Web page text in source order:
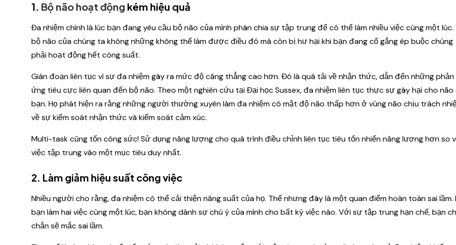
1. Bộ não hoạt động kém hiệu quả
Đa nhiệm chính là lúc bạn đang yêu cầu bộ não của mình phân chia sự tập trung để có thể làm nhiều việc cùng một lúc.
bộ não của chúng ta không những không thể làm được điều đó mà còn bị hư hại khi bạn đang cố gắng ép buộc chúng
phải hoạt động hết công suất.
Gián đoạn liên tục vì sự đa nhiệm gây ra mức độ căng thẳng cao hơn. Đó là quá tải về nhận thức, dẫn đến những phản
ứng tiêu cực liên quan đến bộ não. Theo một nghiên cứu tại Đại học Sussex, đa nhiệm liên tục thực sự gây hại cho não
bạn. Họ phát hiện ra rằng những người thường xuyên làm đa nhiệm có mật độ não thấp hơn ở vùng não chịu trách
về sự kiểm soát nhận thức và kiểm soát cảm xúc.
Multi-task cũng tốn công sức! Sử dụng năng lượng cho quá trình điều chỉnh liên tục tiêu tốn nhiến năng lượng hơn so
việc tập trung vào một mục tiêu duy nhất.
2. Làm giảm hiệu suất công việc
Nhiều người cho rằng, đa nhiệm có thể cải thiện năng suất của họ. Thế nhưng đây là một quan điểm hoàn toàn sai lầm.
bạn làm hai việc cùng một lúc, bạn không dành sự chú ý của mình cho bất kỳ việc nào. Với sự tập trung hạn chế, bạn
chắn sẽ mắc sai lầm.